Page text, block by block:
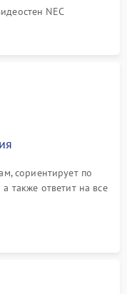
NEC
сориентирует по
также ответит на все